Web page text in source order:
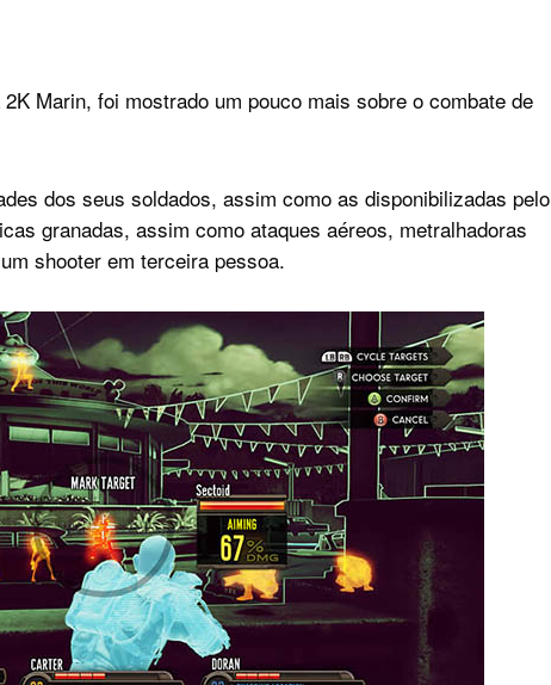
Marin, foi mostrado um pouco mais sobre o combate de
dos seus soldados, assim como as disponibilizadas pelo
granadas, assim como ataques aéreos, metralhadoras
shooter em terceira pessoa.